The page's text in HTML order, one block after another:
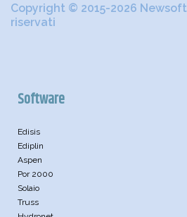
Copyright © 2015-2026
riservati
Software
Edisis
Ediplin
Aspen
Por 2000
Solaio
Truss